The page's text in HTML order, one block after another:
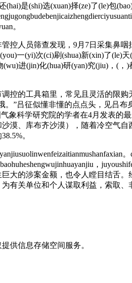
是(shi)选(xuan)择(ze)了(le)包
。
人员筛查发现，9月7日采集鼻
(yi)次(ci)刷(shua)新(xin)了(le)天
进(jin)化(hua)研(yan)究(jiu)，(
的工具箱里，常见且灵活的限购
吕征似懂非懂的点点头，见吕布
科学研究院的学者在4月发表的
漠、库布齐沙漠），随着冷空气
。
。
，
大的涉案金额，也令人瞠目结舌
有关单位和个人谋取利益，索取
供信息存储空间服务。